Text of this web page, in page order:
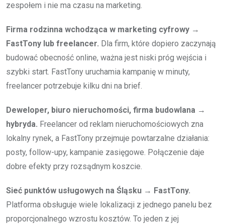
zespołem i nie ma czasu na marketing.
Firma rodzinna wchodząca w marketing cyfrowy →
FastTony lub freelancer. Dla firm, które dopiero zaczynają
budować obecność online, ważna jest niski próg wejścia i
szybki start. FastTony uruchamia kampanię w minuty,
freelancer potrzebuje kilku dni na brief.
Deweloper, biuro nieruchomości, firma budowlana →
hybryda. Freelancer od reklam nieruchomościowych zna
lokalny rynek, a FastTony przejmuje powtarzalne działania:
posty, follow-upy, kampanie zasięgowe. Połączenie daje
dobre efekty przy rozsądnym koszcie.
Sieć punktów usługowych na Śląsku → FastTony.
Platforma obsługuje wiele lokalizacji z jednego panelu bez
proporcjonalnego wzrostu kosztów. To jeden z jej